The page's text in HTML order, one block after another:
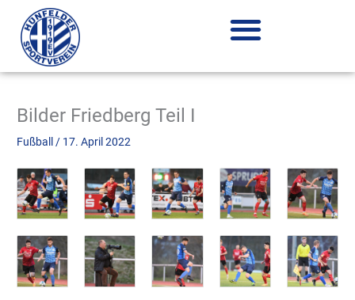
Inhalt
springen
Bilder Friedberg Teil I
Fußball / 17. April 2022